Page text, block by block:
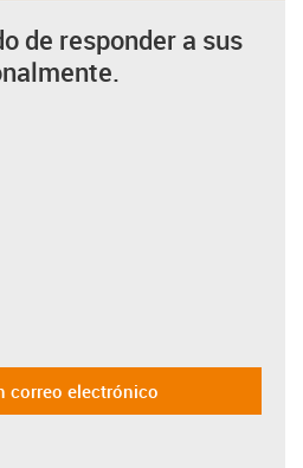
de responder a sus
correo electrónico